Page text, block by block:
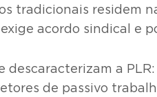
tradicionais residem
acordo sindical e
descaracterizam a
de passivo